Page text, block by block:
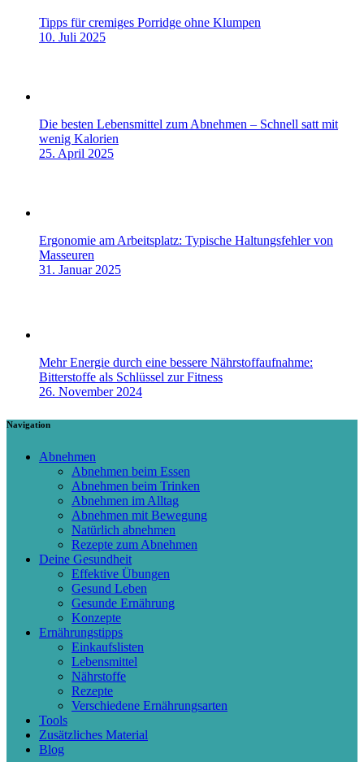
Tipps für cremiges Porridge ohne Klumpen
10. Juli 2025
Die besten Lebensmittel zum Abnehmen – Schnell satt mit
wenig Kalorien
25. April 2025
Ergonomie am Arbeitsplatz: Typische Haltungsfehler von
Masseuren
31. Januar 2025
Mehr Energie durch eine bessere Nährstoffaufnahme:
Bitterstoffe als Schlüssel zur Fitness
26. November 2024
Navigation
Abnehmen
Abnehmen beim Essen
Abnehmen beim Trinken
Abnehmen im Alltag
Abnehmen mit Bewegung
Natürlich abnehmen
Rezepte zum Abnehmen
Deine Gesundheit
Effektive Übungen
Gesund Leben
Gesunde Ernährung
Konzepte
Ernährungstipps
Einkaufslisten
Lebensmittel
Nährstoffe
Rezepte
Verschiedene Ernährungsarten
Tools
Zusätzliches Material
Blog